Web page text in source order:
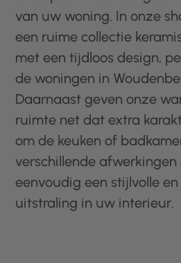
van uw woning. In onze
een ruime collectie
met een tijdloos design,
de woningen in
Daarnaast geven onze
ruimte net dat extra
om de keuken of
verschillende afwerkingen
eenvoudig een stijlvolle
uitstraling in uw interieur.